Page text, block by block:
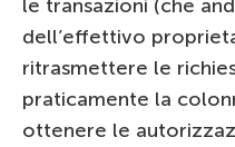
le transazioni (che
dell’effettivo
ritrasmettere le
praticamente la
ottenere le